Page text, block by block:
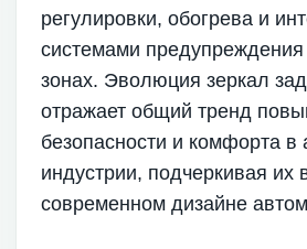
регулировки, обогрева и
системами
зонах. Эволюция зеркал
отражает общий тренд
безопасности и комфорта в
индустрии, подчеркивая их
современном дизайне